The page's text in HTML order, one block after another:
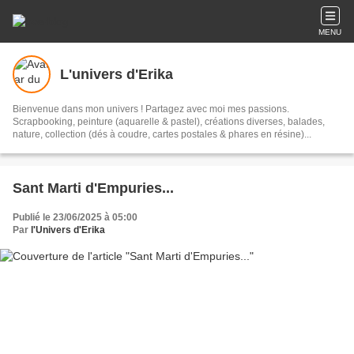
MENU
L'univers d'Erika
Bienvenue dans mon univers ! Partagez avec moi mes passions.
Scrapbooking, peinture (aquarelle & pastel), créations diverses, balades,
nature, collection (dés à coudre, cartes postales & phares en résine)...
Sant Marti d'Empuries...
Publié le 23/06/2025 à 05:00
Par l'Univers d'Erika